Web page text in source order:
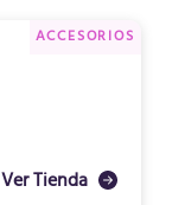
ACCESORIOS
Ver Tienda